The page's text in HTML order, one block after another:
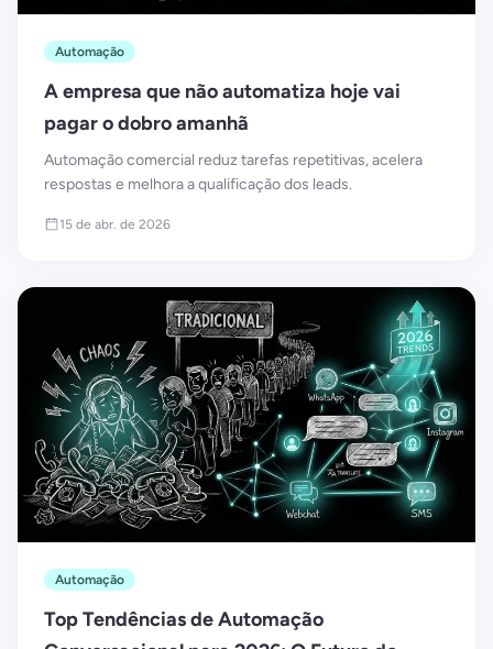
Automação
A empresa que não automatiza hoje vai
pagar o dobro amanhã
Automação comercial reduz tarefas repetitivas, acelera
respostas e melhora a qualificação dos leads.
15 de abr. de 2026
Automação
Top Tendências de Automação